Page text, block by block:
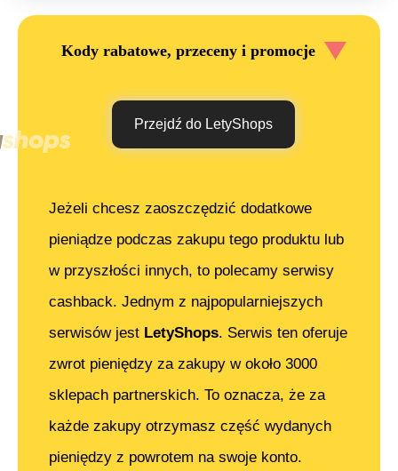
Kody rabatowe, przeceny i promocje
Przejdź do LetyShops
Jeżeli chcesz zaoszczędzić dodatkowe
pieniądze podczas zakupu tego produktu lub
w przyszłości innych, to polecamy serwisy
cashback. Jednym z najpopularniejszych
serwisów jest LetyShops. Serwis ten oferuje
zwrot pieniędzy za zakupy w około 3000
sklepach partnerskich. To oznacza, że za
każde zakupy otrzymasz część wydanych
pieniędzy z powrotem na swoje konto.